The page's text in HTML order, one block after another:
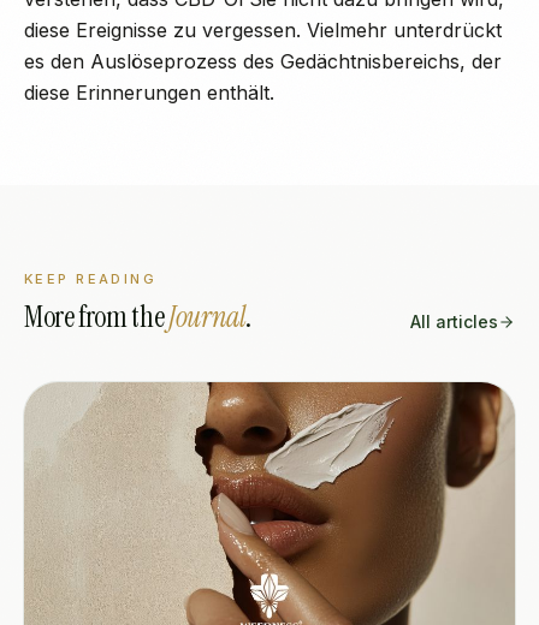
diese Ereignisse zu vergessen. Vielmehr unterdrückt
es den Auslöseprozess des Gedächtnisbereichs, der
diese Erinnerungen enthält.
KEEP READING
More from theJournal. All articles